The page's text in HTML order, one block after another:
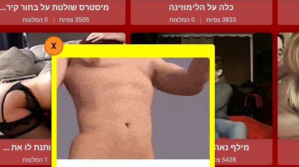
כלה על הלימוזינה
3833 צפיות | 0 המלצות
מיסטרס שולטת על בחור קיר...
3505 צפיות | 0 המלצות
מילף נאה ונער בזיווג איר...
5428 צפיות | 2 המלצות
ונסה הסקסית נותנת לו את ...
4375 צפיות | 1 המלצות
X